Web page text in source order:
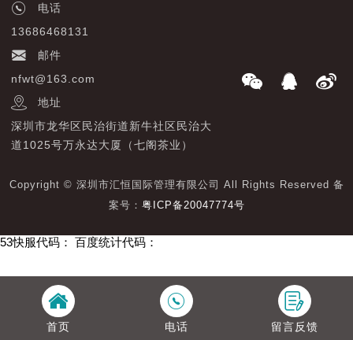
电话
13686468131
邮件
nfwt@163.com
地址
深圳市龙华区民治街道新牛社区民治大
道1025号万永达大厦（七阁茶业）
Copyright © 深圳市汇恒国际管理有限公司 All Rights Reserved 备
案号： 粤ICP备20047774号
首页 电话 留言反馈
53快服代码： 百度统计代码：